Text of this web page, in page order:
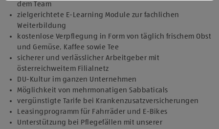
dem Team
zielgerichtete E-Learning Module zur fachlichen
Weiterbildung
kostenlose Verpflegung in Form von täglich frischem Obst
und Gemüse, Kaffee sowie Tee
sicherer und verlässlicher Arbeitgeber mit
österreichweitem Filialnetz
DU-Kultur im ganzen Unternehmen
Möglichkeit von mehrmonatigen Sabbaticals
vergünstigte Tarife bei Krankenzusatzversicherungen
Leasingprogramm für Fahrräder und E-Bikes
Unterstützung bei Pflegefällen mit unserer